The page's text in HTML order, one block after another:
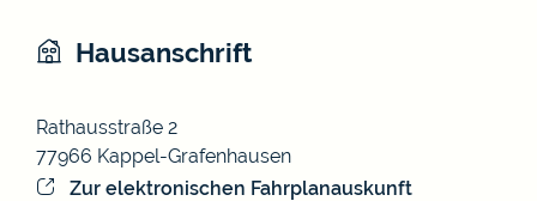
Hausanschrift
Rathausstraße 2
77966 Kappel-Grafenhausen
Zur elektronischen Fahrplanauskunft